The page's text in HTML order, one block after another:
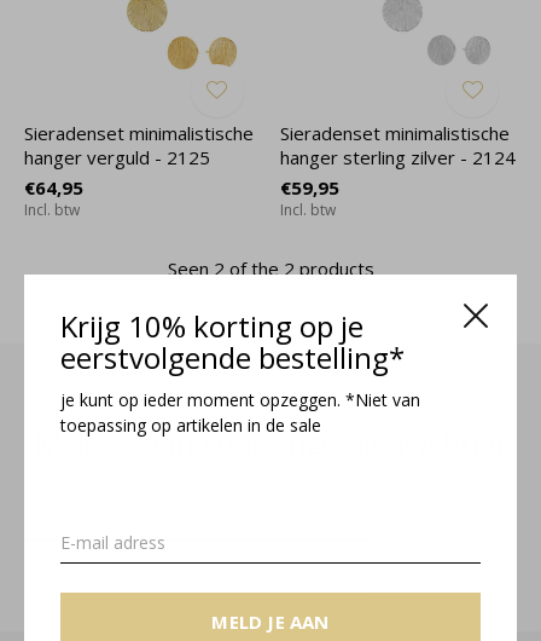
Krijg 10% korting op je
eerstvolgende bestelling*
je kunt op ieder moment opzeggen. *Niet van
toepassing op artikelen in de sale
MELD JE AAN
Sieradenset minimalistische
hanger verguld - 2125
€64,95
Incl. btw
Sieradenset minimalistische
hanger sterling zilver - 2124
€59,95
Incl. btw
Seen 2 of the 2 products
Meld je aan voor onze nieuwsbrief
MELD JE AAN